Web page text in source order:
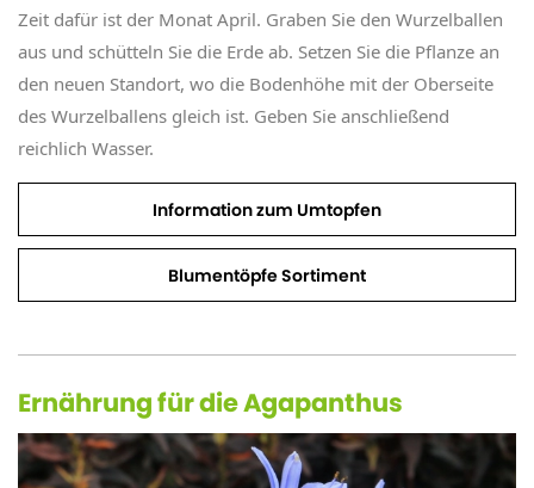
Zeit dafür ist der Monat April. Graben Sie den Wurzelballen
aus und schütteln Sie die Erde ab. Setzen Sie die Pflanze an
den neuen Standort, wo die Bodenhöhe mit der Oberseite
des Wurzelballens gleich ist. Geben Sie anschließend
reichlich Wasser.
Information zum Umtopfen
Blumentöpfe Sortiment
Ernährung für die Agapanthus